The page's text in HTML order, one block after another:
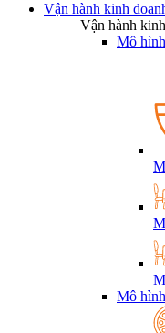
Vận hành kinh
Vận hành
Mô
Mô